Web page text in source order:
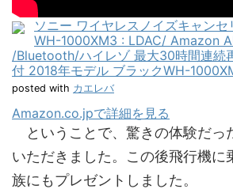
ソニー ワイヤレスノイズキャン
WH-1000XM3 : LDAC/ Amazon
/Bluetooth/ハイレゾ 最大30時間連続
付 2018年モデル ブラックWH-
posted with カエレバ
Amazon.co.jpで詳細を見る
ということで、驚きの体験だっ
いただきました。この後飛行機に
族にもプレゼントしました。